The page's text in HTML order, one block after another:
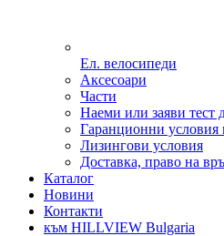
Ел. велосипеди
Аксесоари
Части
Наеми или заяви тест
Гаранционни условия
Лизингови условия
Доставка, право на
Каталог
Новини
Контакти
към HILLVIEW Bulgaria